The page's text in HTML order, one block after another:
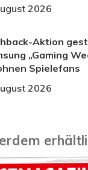
2026
Aktion
„Gaming
Spielefans
2026